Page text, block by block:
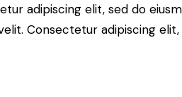
adipiscing elit, sed do
Consectetur adipiscing elit,